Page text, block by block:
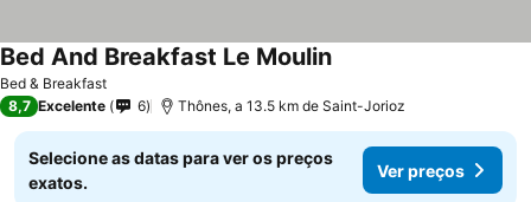
Bed & Breakfast
Bed And Breakfast Le Moulin
8,7 Excelente 6 Thônes, a 13.5 km de Saint-Jorioz
Selecione as datas para ver os preços
exatos.
Ver preços